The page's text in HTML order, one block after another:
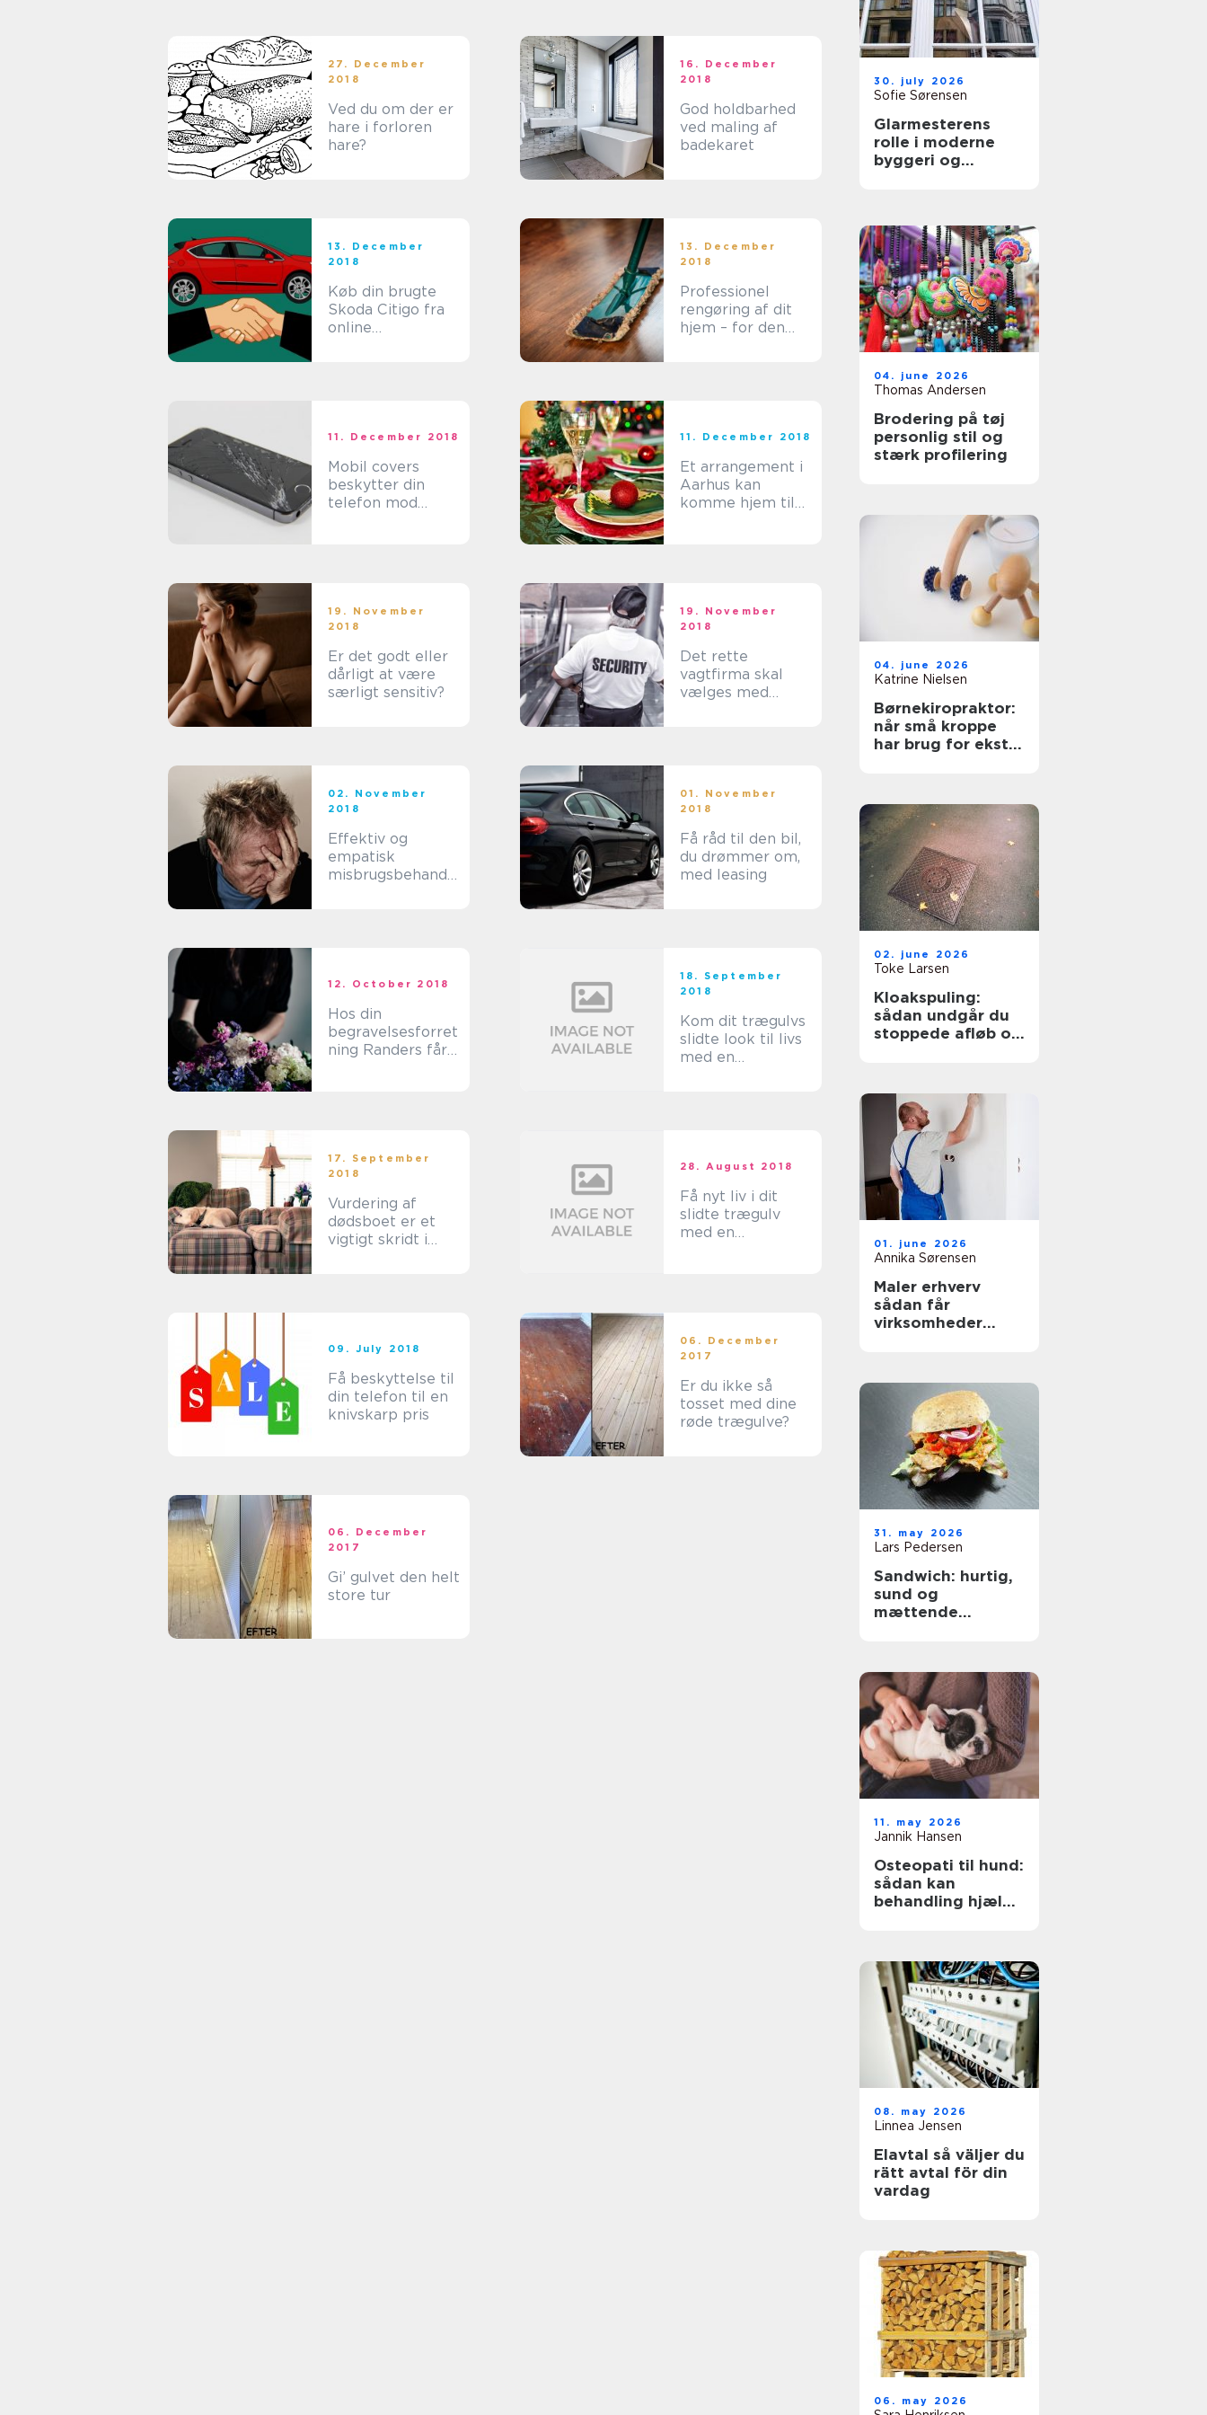
27. December
2018
Ved du om der er
hare i forloren
hare?
16. December
2018
God holdbarhed
ved maling af
badekaret
13. December
2018
Køb din brugte
Skoda Citigo fra
online
13. December
2018
Professionel
rengøring af dit
hjem – for den
11. December 2018
Mobil covers
beskytter din
telefon mod
11. December 2018
Et arrangement i
Aarhus kan
komme hjem til
19. November
2018
Er det godt eller
dårligt at være
særligt sensitiv?
19. November
2018
Det rette
vagtfirma skal
vælges med
02. November
2018
Effektiv og
empatisk
misbrugsbehandli
01. November
2018
Få råd til den bil,
du drømmer om,
med leasing
12. October 2018
Hos din
begravelsesforret
ning Randers får
18. September
2018
Kom dit trægulvs
slidte look til livs
med en
17. September
2018
Vurdering af
dødsboet er et
vigtigt skridt i
28. August 2018
Få nyt liv i dit
slidte trægulv
med en
09. July 2018
Få beskyttelse til
din telefon til en
knivskarp pris
06. December
2017
Er du ikke så
tosset med dine
røde trægulve?
06. December
2017
Gi’ gulvet den helt
store tur
30. july 2026
Sofie Sørensen
Glarmesterens
rolle i moderne
byggeri og
04. june 2026
Thomas Andersen
Brodering på tøj
personlig stil og
stærk profilering
04. june 2026
Katrine Nielsen
Børnekiropraktor:
når små kroppe
har brug for ekstra
02. june 2026
Toke Larsen
Kloakspuling:
sådan undgår du
stoppede afløb og
01. june 2026
Annika Sørensen
Maler erhverv
sådan får
virksomheder
31. may 2026
Lars Pedersen
Sandwich: hurtig,
sund og
mættende
11. may 2026
Jannik Hansen
Osteopati til hund:
sådan kan
behandling hjælpe
08. may 2026
Linnea Jensen
Elavtal så väljer du
rätt avtal för din
vardag
06. may 2026